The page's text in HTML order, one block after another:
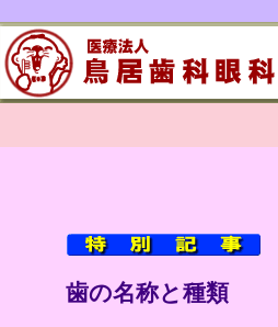
歯の名称と種類